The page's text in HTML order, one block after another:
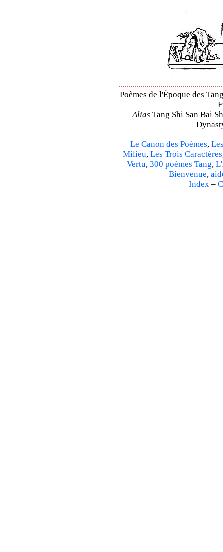
Poèmes de l'Époque des
–
Alias Tang Shi San Bai
Le Canon des Poèmes,
Milieu, Les Trois Caractères
Vertu, 300 poèmes Tang,
Bienvenue,
Index–